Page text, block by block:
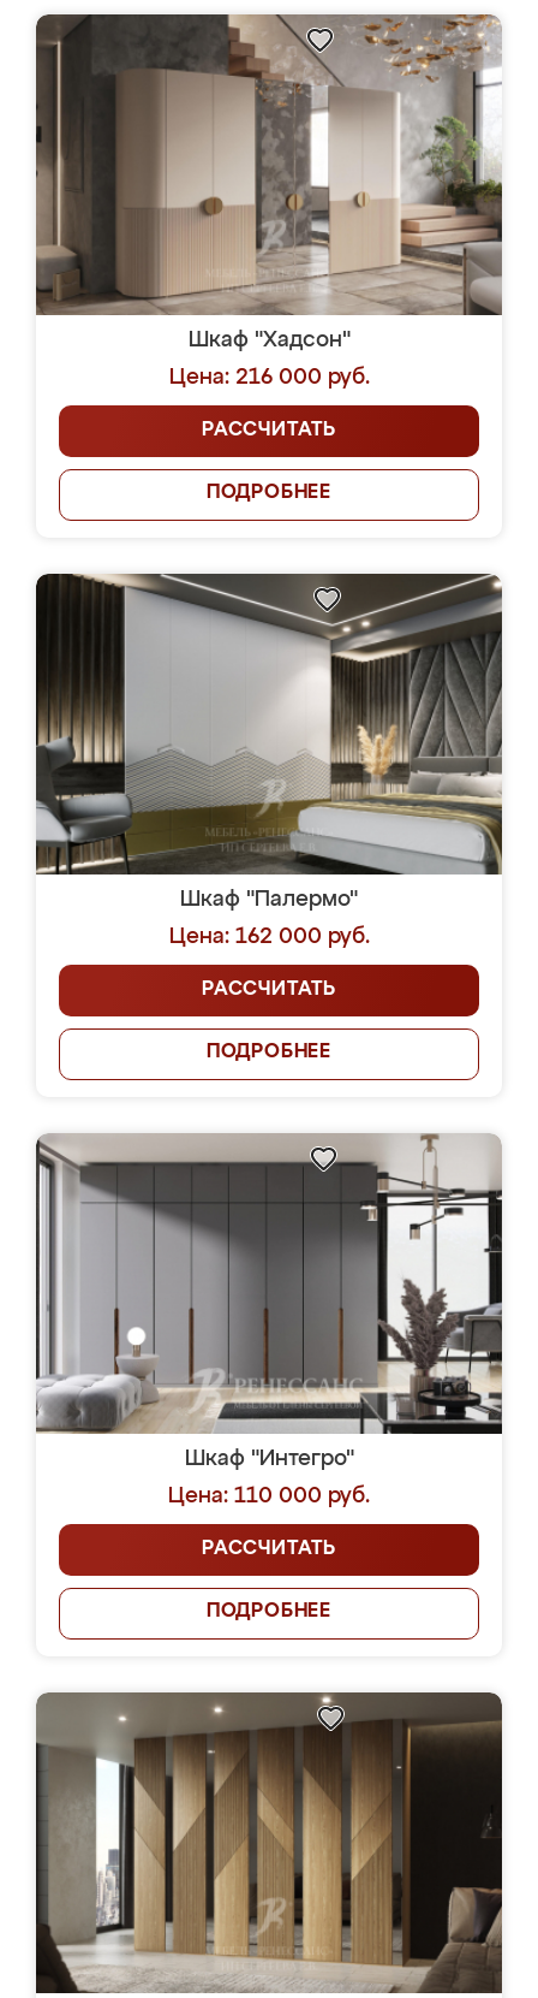
Шкаф "Хадсон"
Цена: 216 000 руб.
РАССЧИТАТЬ
ПОДРОБНЕЕ
Шкаф "Палермо"
Цена: 162 000 руб.
РАССЧИТАТЬ
ПОДРОБНЕЕ
Шкаф "Интегро"
Цена: 110 000 руб.
РАССЧИТАТЬ
ПОДРОБНЕЕ